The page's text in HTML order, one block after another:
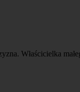
Właścicielka